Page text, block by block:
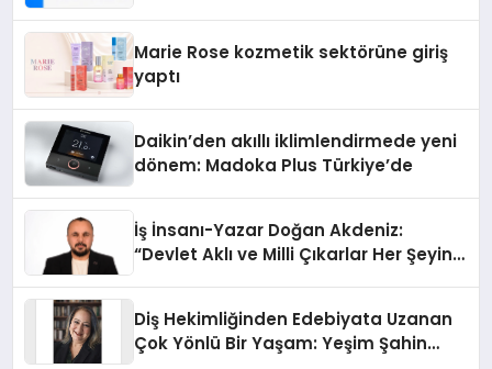
Marie Rose kozmetik sektörüne giriş
yaptı
Daikin’den akıllı iklimlendirmede yeni
dönem: Madoka Plus Türkiye’de
İş İnsanı-Yazar Doğan Akdeniz:
“Devlet Aklı ve Milli Çıkarlar Her Şeyin
Diş Hekimliğinden Edebiyata Uzanan
Çok Yönlü Bir Yaşam: Yeşim Şahin